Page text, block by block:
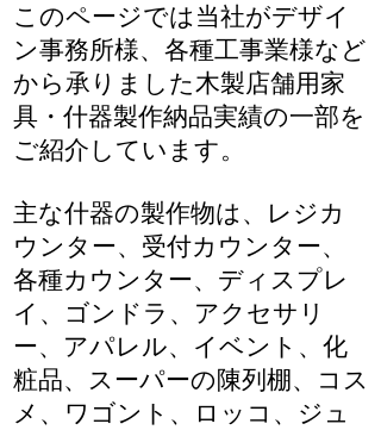
このページでは当社がデザイ
ン事務所様、各種工事業様など
から承りました木製店舗用家
具・什器製作納品実績の一部を
ご紹介しています。
主な什器の製作物は、レジカ
ウンター、受付カウンター、
各種カウンター、ディスプレ
イ、ゴンドラ、アクセサリ
ー、アパレル、イベント、化
粧品、スーパーの陳列棚、コス
メ、ワゴント、ロッコ、ジュ